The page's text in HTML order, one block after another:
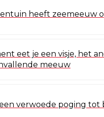
heeft zeemeeuw
eet je een visje, het
meeuw
verwoede poging tot